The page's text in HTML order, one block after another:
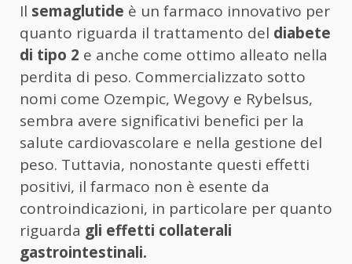
Il semaglutide è un farmaco innovativo per
quanto riguarda il trattamento del diabete
di tipo 2 e anche come ottimo alleato nella
perdita di peso. Commercializzato sotto
nomi come Ozempic, Wegovy e Rybelsus,
sembra avere significativi benefici per la
salute cardiovascolare e nella gestione del
peso. Tuttavia, nonostante questi effetti
positivi, il farmaco non è esente da
controindicazioni, in particolare per quanto
riguarda gli effetti collaterali
gastrointestinali.